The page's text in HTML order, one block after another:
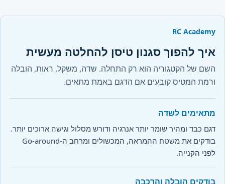
RC Academy
איך להפוך סגנון טיסן להחלטה מעשית
השם של הקטגוריה הוא רק התחלה. שדה, משקל, ראות, הובלה
ורמת המטיס קובעים אם הדגם באמת מתאים.
מתאימים לשדה
דגם כבד ומהיר שומר יותר אנרגיה ודורש מסלול וגישה ארוכים יותר.
בודקים את משטח ההמראה, המכשולים ומרחב ה-Go-around
לפני הקנייה.
בודקים הובלה והרכבה